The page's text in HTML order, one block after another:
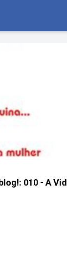
010 - A